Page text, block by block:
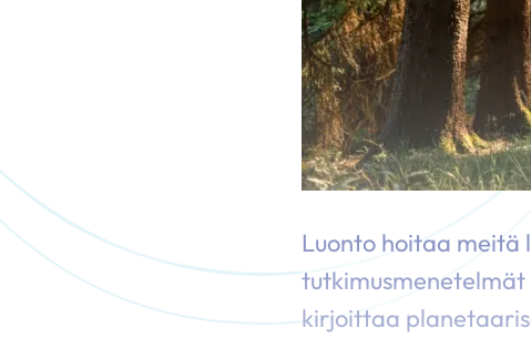
Luonto hoitaa meitä
kirjoittaa